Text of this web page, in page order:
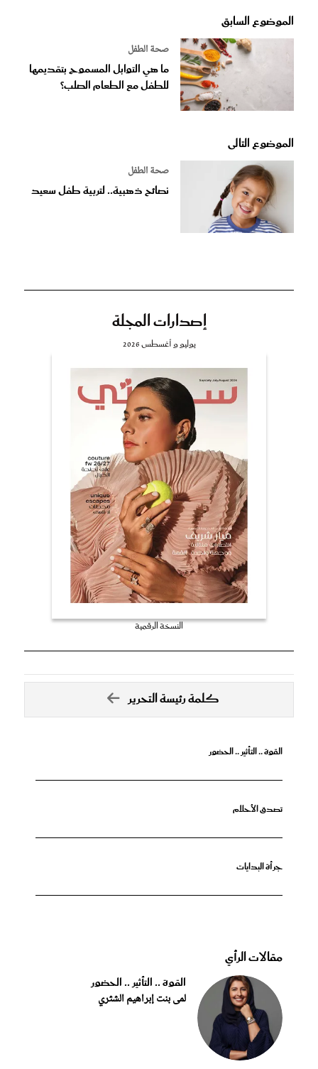
الموضوع السابق
صحة الطفل
ما هي التوابل المسموح بتقديمها
للطفل مع الطعام الصلب؟
الموضوع التالى
صحة الطفل
نصائح ذهبية.. لتربية طفل سعيد
إصدارات المجلة
يوليو و أغسطس 2026
النسخة الرقمية
كلمة رئيسة التحرير
القوة .. التأثير .. الحضور
تصدق الأحلام
جرأة البدايات
مقالات الرأي
القوة .. التأثير .. الحضور
لمى بنت إبراهيم الشثري